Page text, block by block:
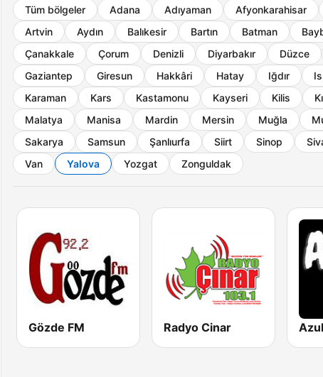
Tüm bölgeler Adana Adıyaman Afyonkarahisar
Artvin
Aydın Balıkesir Bartın Batman
Çanakkale
Çorum Denizli Diyarbakır Düzce
Gaziantep
Giresun Hakkâri Hatay Iğdır
Karaman
Kars Kastamonu Kayseri Kilis
Malatya
Manisa Mardin Mersin Muğla
Sakarya
Samsun Şanlıurfa Siirt Sinop
Van
Yalova Yozgat Zonguldak
Gözde FM Radyo Cinar